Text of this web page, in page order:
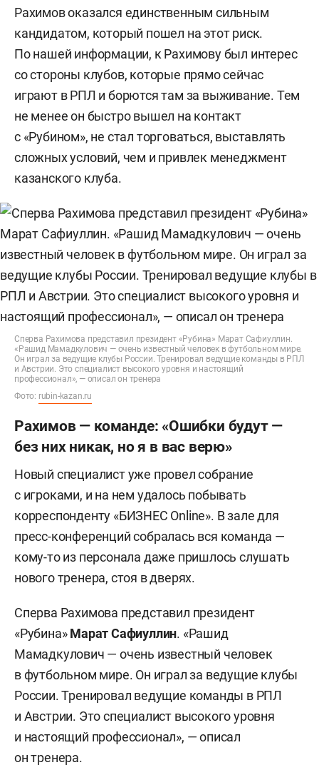
Рахимов оказался единственным сильным
кандидатом, который пошел на этот риск.
По нашей информации, к Рахимову был интерес
со стороны клубов, которые прямо сейчас
играют в РПЛ и борются там за выживание. Тем
не менее он быстро вышел на контакт
с «Рубином», не стал торговаться, выставлять
сложных условий, чем и привлек менеджмент
казанского клуба.
Сперва Рахимова представил президент «Рубина» Марат Сафиуллин.
«Рашид Мамадкулович — очень известный человек в футбольном мире.
Он играл за ведущие клубы России. Тренировал ведущие команды в РПЛ
и Австрии. Это специалист высокого уровня и настоящий
профессионал», — описал он тренера
Фото: rubin-kazan.ru
Рахимов — команде: «Ошибки будут —
без них никак, но я в вас верю»
Новый специалист уже провел собрание
с игроками, и на нем удалось побывать
корреспонденту «БИЗНЕС Online». В зале для
пресс-конференций собралась вся команда —
кому-то из персонала даже пришлось слушать
нового тренера, стоя в дверях.
Сперва Рахимова представил президент
«Рубина»Марат Сафиуллин. «Рашид
Мамадкулович — очень известный человек
в футбольном мире. Он играл за ведущие клубы
России. Тренировал ведущие команды в РПЛ
и Австрии. Это специалист высокого уровня
и настоящий профессионал», — описал
он тренера.